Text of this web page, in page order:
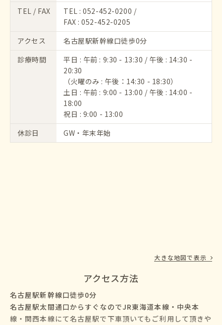
TEL / FAX
TEL :052-452-0200 /
FAX : 052-452-0205
アクセス
名古屋駅新幹線口徒歩0分
診療時間
平日 : 午前 : 9:30 - 13:30 / 午後 : 14:30 -
20:30
（火曜のみ : 午後：14:30 - 18:30）
土日 : 午前 : 9:00 - 13:00 / 午後 : 14:00 -
18:00
祝日 : 9:00 - 13:00
休診日
GW・年末年始
大きな地図で表示
アクセス方法
名古屋駅新幹線口徒歩0分
名古屋駅太閤通口からすぐなのでJR東海道本線・中央本
線・関西本線にて名古屋駅で下車頂いてもご利用して頂きや